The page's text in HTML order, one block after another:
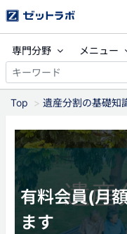
専門分野 メニュー
Top 遺産分割の基礎知
有料会員(月
ます